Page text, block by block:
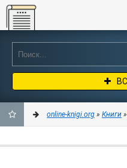
Online-knigi.org
online-knigi.org » Книги